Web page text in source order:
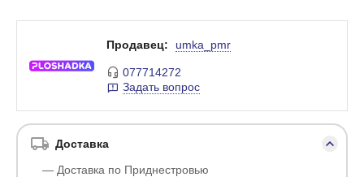
Продавец: umka_pmr
077714272
Задать вопрос
Доставка
— Доставка по Приднестровью